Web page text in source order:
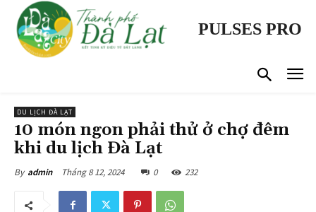
PULSES PRO
DU LỊCH ĐÀ LẠT
10 món ngon phải thử ở chợ đêm
khi du lịch Đà Lạt
By admin Tháng 8 12, 2024 0 232